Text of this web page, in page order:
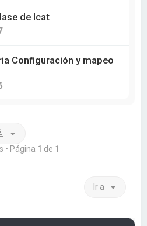
de Icat
Configuración y mapeo
• Página 1 de 1
Ir a